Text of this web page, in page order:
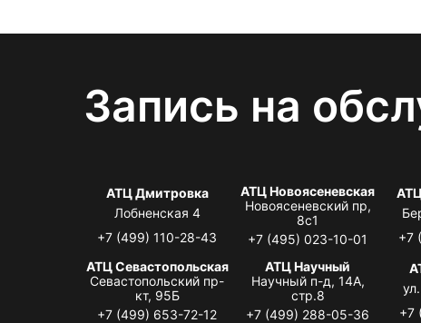
Запись на
АТЦ Дмитровка
Лобненская 4
+7 (499) 110-28-43
АТЦ Новоясеневская
Новоясеневский пр,
8с1
+7 (495) 023-10-01
+7
АТЦ Севастопольская
Севастопольский пр-
кт, 95Б
+7 (499) 653-72-12
АТЦ Научный
Научный п-д, 14А,
стр.8
+7 (499) 288-05-36
+7